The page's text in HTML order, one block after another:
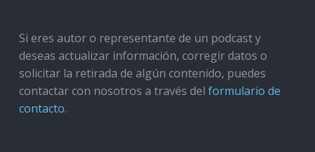
Si eres autor o representante de un podcast y
deseas actualizar información, corregir datos o
solicitar la retirada de algún contenido, puedes
contactar con nosotros a través del formulario de
contacto.